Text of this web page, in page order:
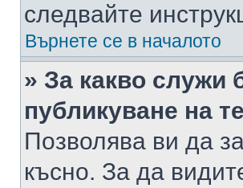
следвайте
Върнете се в началото
» За какво служи
публикуване на
Позволява ви да
късно. За да